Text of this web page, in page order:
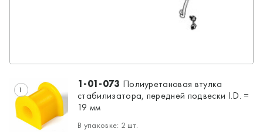
1 1-01-073 Полиуретановая втулка
стабилизатора, передней подвески I.D. =
19 мм
В упаковке: 2 шт.